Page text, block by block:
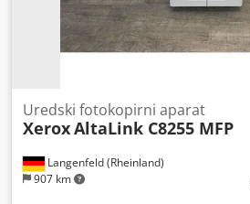
Langenfeld (Rheinland)
907 km
Uredski fotokopirni aparat
XeroxAltaLink C8255 MFP